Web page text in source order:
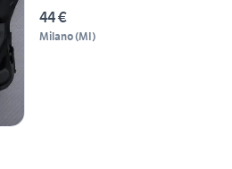
44 €
Milano(MI)